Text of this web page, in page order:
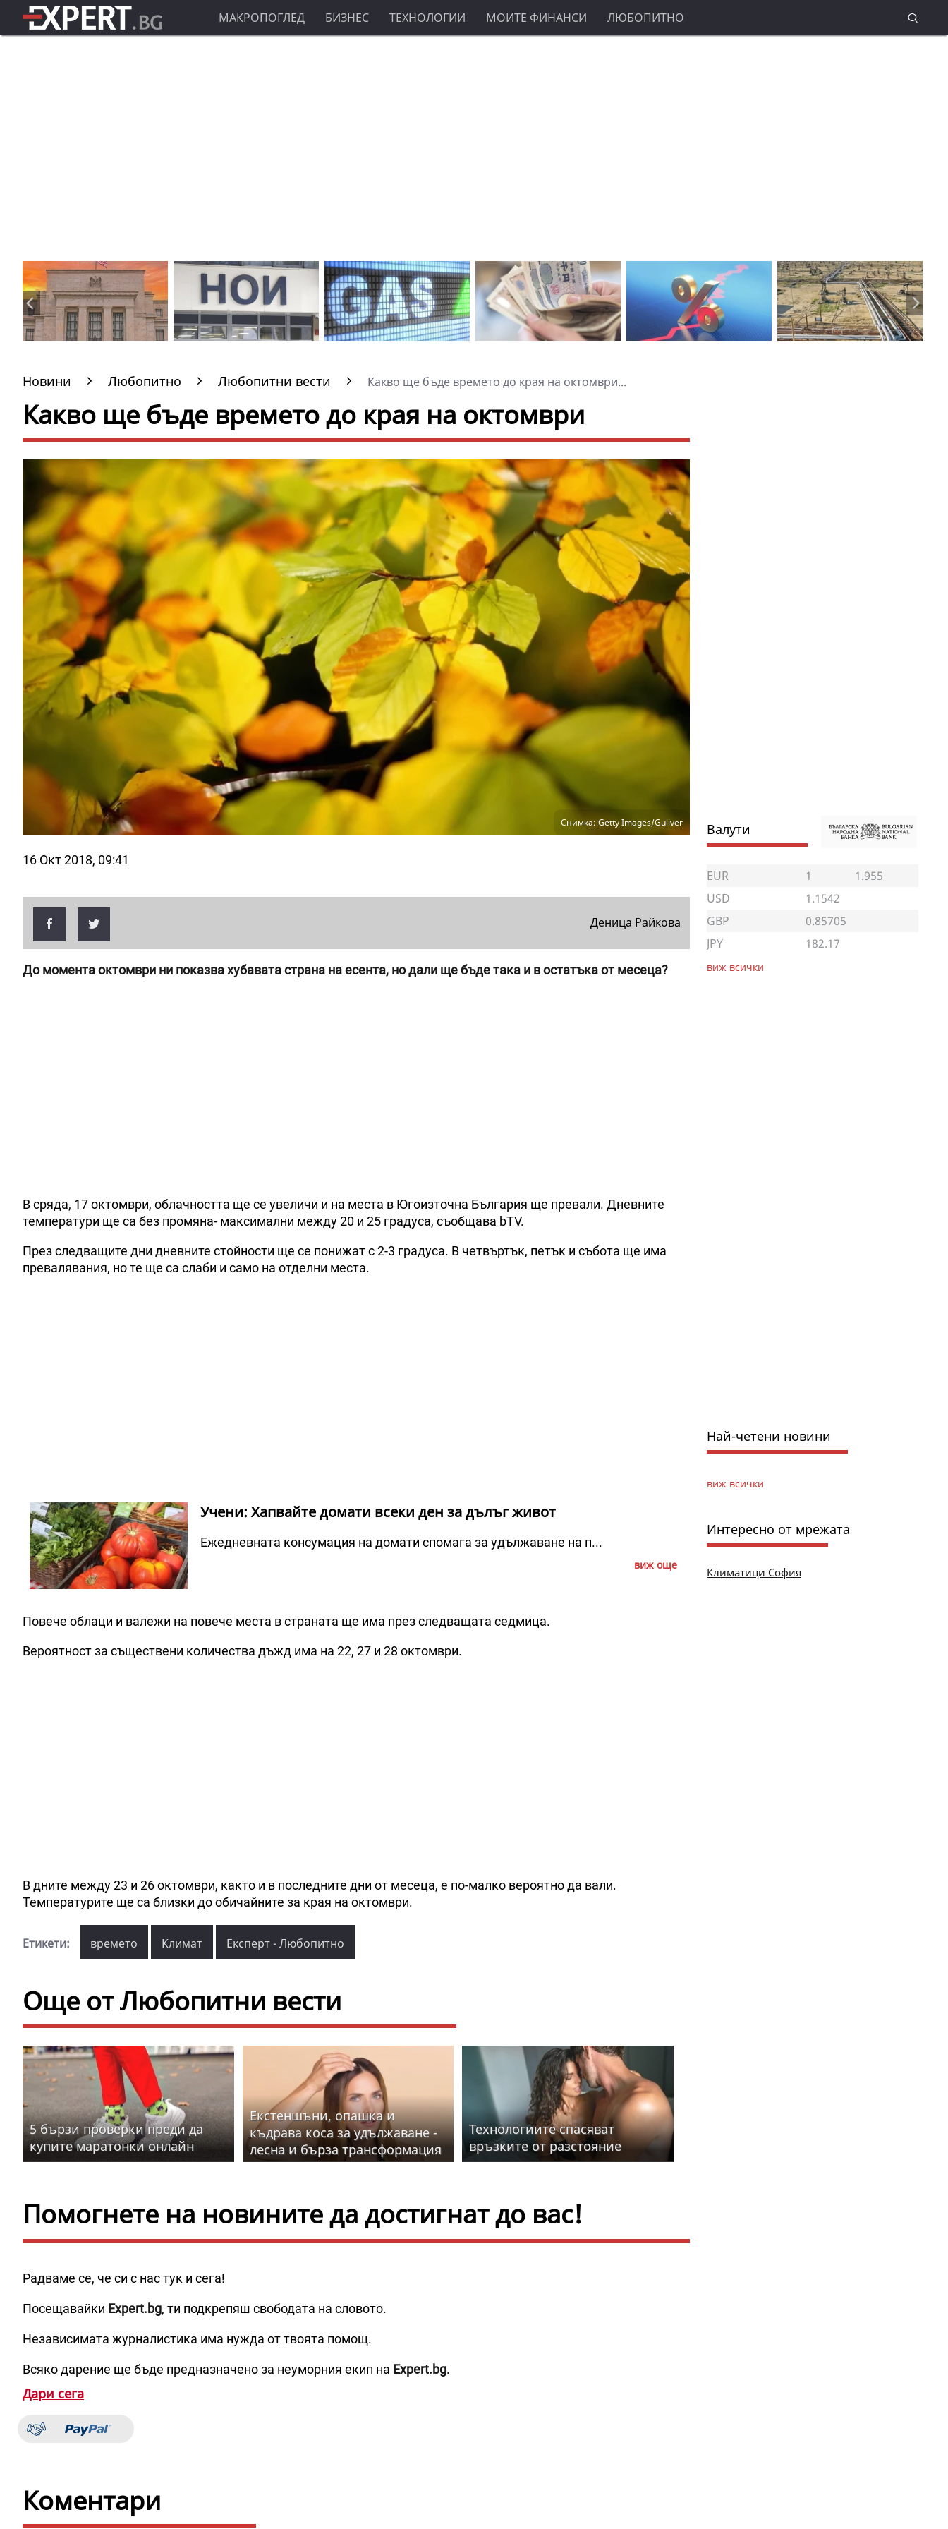
МАКРОПОГЛЕД БИЗНЕС ТЕХНОЛОГИИ МОИТЕ ФИНАНСИ ЛЮБОПИТНО
Новини Любопитно Любопитни вести Какво ще бъде времето до края на октомври...
Какво ще бъде времето до края на октомври
Снимка: Getty Images/Guliver
16 Окт 2018, 09:41
Деница Райкова
До момента октомври ни показва хубавата страна на есента, но дали ще бъде така и в остатъка от месеца?
В сряда, 17 октомври, облачността ще се увеличи и на места в Югоизточна България ще превали. Дневните
температури ще са без промяна- максимални между 20 и 25 градуса, съобщава bTV.
През следващите дни дневните стойности ще се понижат с 2-3 градуса. В четвъртък, петък и събота ще има
превалявания, но те ще са слаби и само на отделни места.
Учени: Хапвайте домати всеки ден за дълъг живот
Ежедневната консумация на домати спомага за удължаване на п...
виж още
Повече облаци и валежи на повече места в страната ще има през следващата седмица.
Вероятност за съществени количества дъжд има на 22, 27 и 28 октомври.
В дните между 23 и 26 октомври, както и в последните дни от месеца, е по-малко вероятно да вали.
Температурите ще са близки до обичайните за края на октомври.
Етикети: времето Климат Експерт - Любопитно
Още от Любопитни вести
5 бързи проверки преди да
купите маратонки онлайн
Екстеншъни, опашка и
къдрава коса за удължаване -
лесна и бърза трансформация
на нашата визия
Технологиите спасяват
връзките от разстояние
Помогнете на новините да достигнат до вас!
Радваме се, че си с нас тук и сега!
Посещавайки Expert.bg, ти подкрепяш свободата на словото.
Независимата журналистика има нужда от твоята помощ.
Всяко дарение ще бъде предназначено за неуморния екип на Expert.bg.
Дари сега
Коментари
Валути
EUR 1
1.955
USD
1.1542
GBP
0.85705
JPY
182.17
виж всички
Най-четени новини
виж всички
Интересно от мрежата
Климатици София